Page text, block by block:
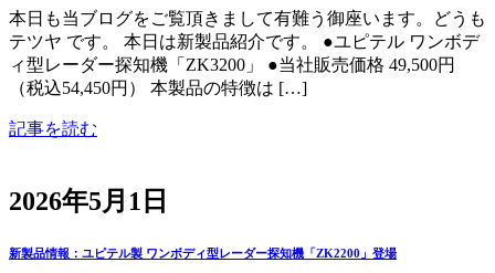
本日も当ブログをご覧頂きまして有難う御座います。どうも
テツヤ です。 本日は新製品紹介です。 ●ユピテル ワンボデ
ィ型レーダー探知機「ZK3200」 ●当社販売価格 49,500円
（税込54,450円） 本製品の特徴は […]
記事を読む
2026年5月1日
新製品情報：ユピテル製 ワンボディ型レーダー探知機「ZK2200」登場